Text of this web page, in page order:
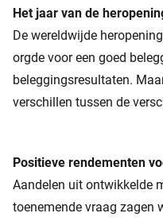
Het jaar van de
De wereldwijde
orgde voor een goed
beleggingsresultaten.
verschillen tussen de
Positieve rendementen
Aandelen uit ontwikkelde
toenemende vraag zagen